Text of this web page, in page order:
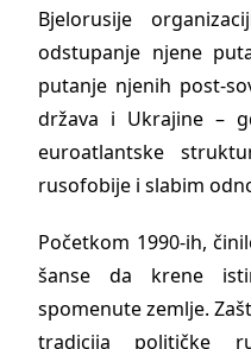
Bjelorusije
odstupanje njene
putanje njenih post-
država i Ukrajine –
euroatlantske
rusofobije i slabim
Početkom 1990-ih,
šanse da krene
spomenute zemlje.
tradicija političke